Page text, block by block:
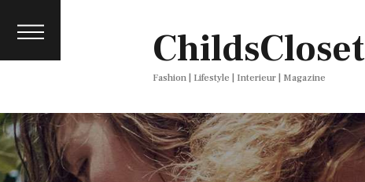
ChildsCloset
Fashion | Lifestyle | Interieur | Magazine